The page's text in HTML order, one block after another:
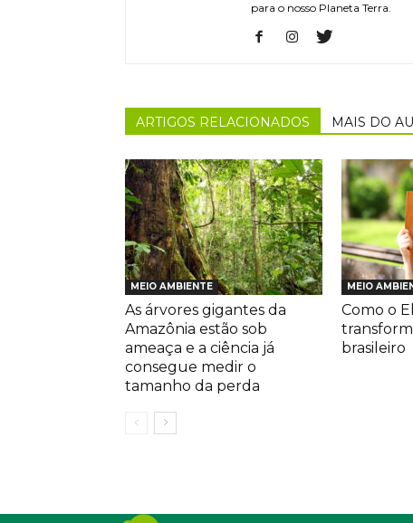
para o nosso Planeta Terra.
ARTIGOS RELACIONADOS MAIS DO
MEIO AMBIENTE
As árvores gigantes da
Amazônia estão sob
ameaça e a ciência já
consegue medir o
tamanho da perda
MEIO
Como o
brasileiro